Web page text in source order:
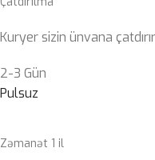
Kuryer sizin ünvana çatdırır
2-3 Gün
Pulsuz
Zəmanət 1 il